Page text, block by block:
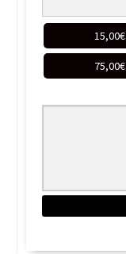
15,00€
75,00€